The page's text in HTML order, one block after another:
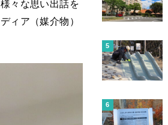
々な思い出話を
ィア（媒介物）